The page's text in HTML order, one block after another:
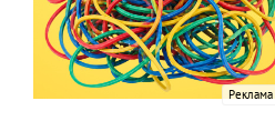
Реклама